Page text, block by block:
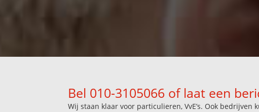
Bel 010-3105066 of laat een
Wij staan klaar voor particulieren, VvE’s. Ook